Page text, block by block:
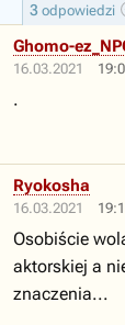
3 odpowiedzi
16.03.2021
Ghomo-
.
16.03.2021
Ryokosha
Osobiście
aktorskiej a
znaczenia...